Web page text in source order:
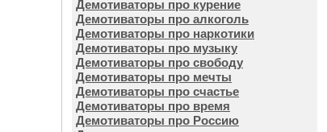
Демотиваторы про курение
Демотиваторы про алкоголь
Демотиваторы про наркотики
Демотиваторы про музыку
Демотиваторы про свободу
Демотиваторы про мечты
Демотиваторы про счастье
Демотиваторы про время
Демотиваторы про Россию